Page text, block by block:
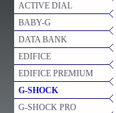
ACTIVE DIAL
BABY-G
DATA BANK
EDIFICE
EDIFICE PREMIUM
G-SHOCK
G-SHOCK PRO